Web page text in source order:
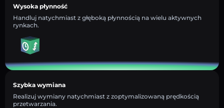
Wysoka płynność
Handluj natychmiast z głęboką płynnością na wielu aktywnych
rynkach.
Szybka wymiana
Realizuj wymiany natychmiast z zoptymalizowaną prędkością
przetwarzania.